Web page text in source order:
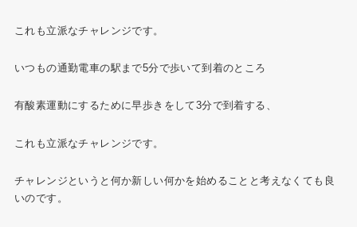
これも立派なチャレンジです。
いつもの通勤電車の駅まで5分で歩いて到着のところ
有酸素運動にするために早歩きをして3分で到着する、
これも立派なチャレンジです。
チャレンジというと何か新しい何かを始めることと考えなくても良
いのです。